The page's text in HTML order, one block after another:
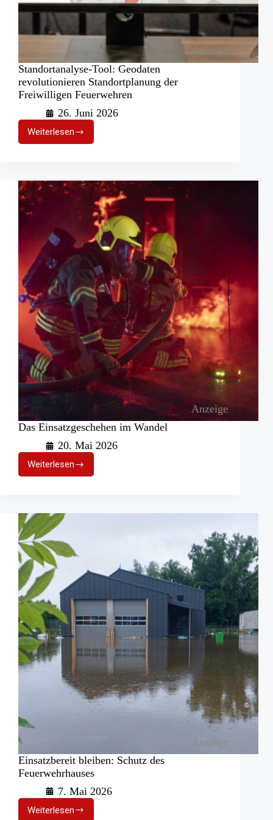
Anzeige
Standortanalyse-Tool: Geodaten
revolutionieren Standortplanung der
Freiwilligen Feuerwehren
26. Juni 2026
WeiterlesenStandortanalyse-
Tool:
Standortplanung
der
Freiwilligen
Feuerwehren
Anzeige
Das Einsatzgeschehen im Wandel
20. Mai 2026
Weiterlesen
Das
Einsatzgeschehen
Anzeige
Einsatzbereit bleiben: Schutz des
Feuerwehrhauses
7. Mai 2026
WeiterlesenEinsatzbereit